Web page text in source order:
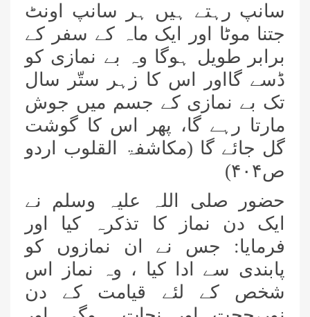
سانپ رہتے ہیں ہر سانپ اونٹ
جتنا موٹا اور ایک ماہ کے سفر کے
برابر طویل ہوگا وہ بے نمازی کو
ڈسے گااور اس کا زہر ستّر سال
تک بے نمازی کے جسم میں جوش
مارتا رہے گا، پھر اس کا گوشت
گل جائے گا (مکاشفۃ القلوب اردو
ص۴۰۴)
حضور صلی اللہ علیہ وسلم نے
ایک دن نماز کا تذکرہ کیا اور
فرمایا: جس نے ان نمازوں کو
پابندی سے ادا کیا ، وہ نماز اس
شخص کے لئے قیامت کے دن